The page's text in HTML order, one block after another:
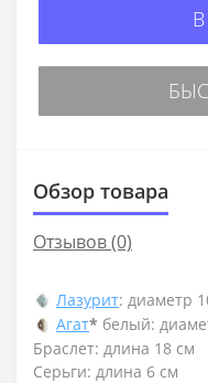
Обзор товара
Отзывов (0)
Лазурит: диаметр
Агат* белый:
Браслет: длина 18 см
Серьги: длина 6 см